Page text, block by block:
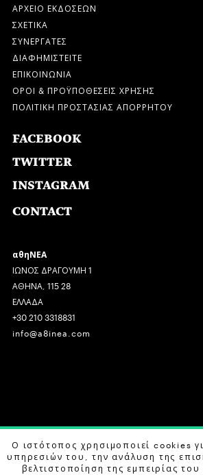
ΑΡΧΕΙΟ ΕΚΔΟΣΕΩΝ
ΣΧΕΤΙΚΑ
ΣΥΝΕΡΓΑΤΕΣ
ΔΙΑΦΗΜΙΣΤΕΙΤΕ
ΕΠΙΚΟΙΝΩΝΙΑ
ΟΡΟΙ & ΠΡΟΫΠΟΘΕΣΕΙΣ ΧΡΗΣΗΣ
ΠΟΛΙΤΙΚΗ ΠΡΟΣΤΑΣΙΑΣ ΑΠΟΡΡΗΤΟΥ
FACEBOOK
TWITTER
INSTAGRAM
CONTACT
αθηΝΕΑ
ΙΩΝΟΣ ΔΡΑΓΟΥΜΗ 1
ΑΘΗΝΑ, 115 28
ΕΛΛΑΔΑ
+30 210 3318831
info@a8inea.com
COPYRIGHT © 2026 αθηΝΕΑ, ALL RIGHTS
DESIGN BY G DESIGN STUDIO.
Ο ιστότοπος χρησιμοποιεί cookies
υπηρεσιών του, την ανάλυση της
βελτιστοποίηση της εμπειρίας